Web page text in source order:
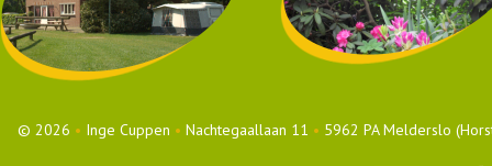
© 2026 • Inge Cuppen • Nachtegaallaan 11 • 5962 PA Melderslo